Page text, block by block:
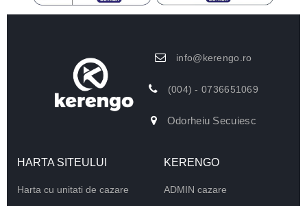
info@kerengo.ro
(004) - 0736651069
Odorheiu Secuiesc
HARTA SITEULUI
Harta cu unitati de cazare
KERENGO
ADMIN cazare